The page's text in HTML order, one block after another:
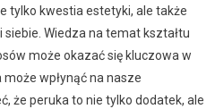
tylko kwestia estetyki, ale także
Wiedza na temat kształtu
może okazać się kluczowa w
wpłynąć na nasze
że peruka to nie tylko dodatek, ale